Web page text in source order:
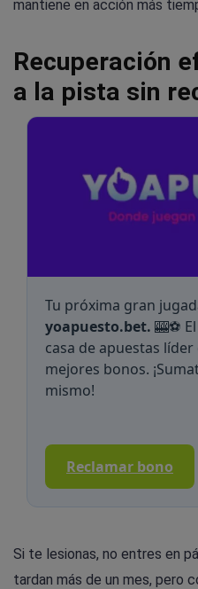
mantiene en acción más
Recuperación
a la pista sin
Tu próxima gran
yoapuesto.bet. 🎰⚽
casa de apuestas
mejores bonos.
mismo!
Reclamar bono
Si te lesionas, no entres en
tardan más de un mes, pero